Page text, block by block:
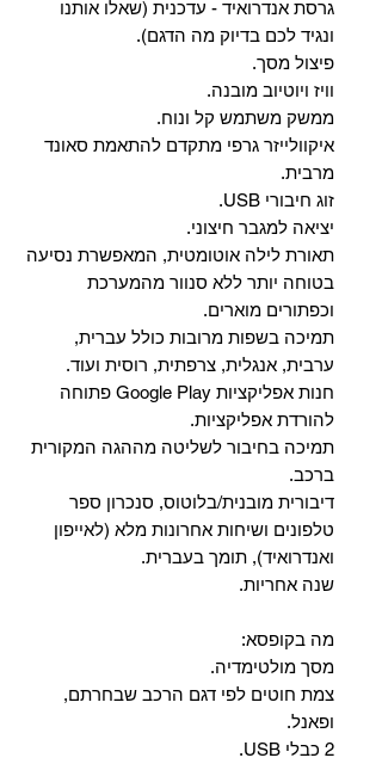
גרסת אנדרואיד - עדכנית (שאלו אותנו
ונגיד לכם בדיוק מה הדגם).
פיצול מסך.
וויז ויוטיוב מובנה.
ממשק משתמש קל ונוח.
איקוולייזר גרפי מתקדם להתאמת סאונד
מרבית.
זוג חיבורי USB.
יציאה למגבר חיצוני.
תאורת לילה אוטומטית, המאפשרת נסיעה
בטוחה יותר ללא סנוור מהמערכת
וכפתורים מוארים.
תמיכה בשפות מרובות כולל עברית,
ערבית, אנגלית, צרפתית, רוסית ועוד.
‏חנות אפליקציות Google Play פתוחה
להורדת אפליקציות.
‏תמיכה בחיבור לשליטה מההגה המקורית
ברכב.
‏דיבורית מובנית/בלוטוס, ‏סנכרון ספר
טלפונים ושיחות אחרונות מלא (לאייפון
ואנדרואיד), תומך בעברית.
שנה אחריות.
מה בקופסא:
מסך מולטימדיה.
צמת חוטים לפי דגם הרכב שבחרתם,
ופאנל.
2 כבלי USB.